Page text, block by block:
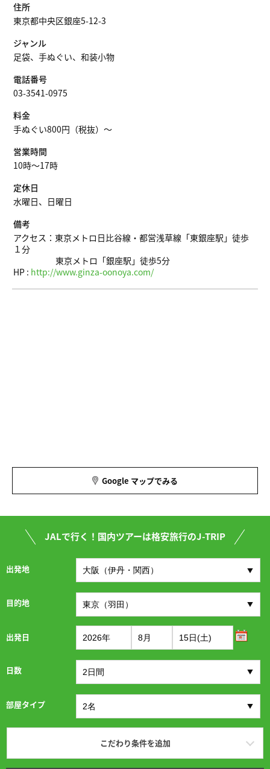
住所
東京都中央区銀座5-12-3
ジャンル
足袋、手ぬぐい、和装小物
電話番号
03-3541-0975
料金
手ぬぐい800円（税抜）〜
営業時間
10時～17時
定休日
水曜日、日曜日
備考
アクセス：東京メトロ日比谷線・都営浅草線「東銀座駅」徒歩
１分
東京メトロ「銀座駅」徒歩5分
HP : http://www.ginza-oonoya.com/
Google マップでみる
JALで行く！国内ツアーは格安旅行のJ-TRIP
出発地
目的地
出発日
日数
部屋タイプ
こだわり条件を追加